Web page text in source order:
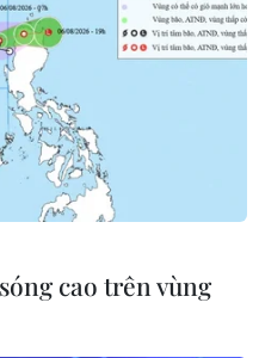
mỹ
bố sản
hành vi
Khánh
cao trên vùng